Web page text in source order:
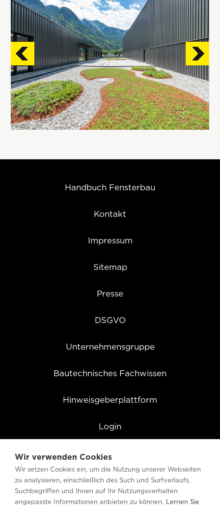
Handbuch Fensterbau
Kontakt
Impressum
Sitemap
Presse
DSGVO
Unternehmensgruppe
Bautechnisches Fachwissen
Hinweisgeberplattform
Login
Cookie Einstellungen
Wir verwenden Cookies
Wir setzen Cookies ein, um die Nutzung unserer Webseiten
zu analysieren, einschließlich des Such und Surfverlaufs,
Suchbegriffen und Ihnen auf Ihr Nutzungsverhalten
angepasste Informationen anbieten zu können. Lernen Sie